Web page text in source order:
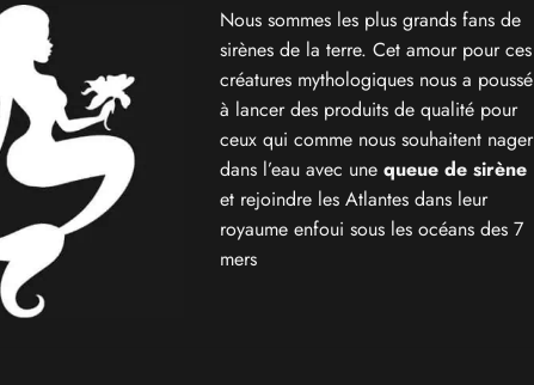
Nous sommes les plus grands fans de
sirènes de la terre. Cet amour pour ces
créatures mythologiques nous a poussé
à lancer des produits de qualité pour
ceux qui comme nous souhaitent nager
dans l’eau avec une queue de sirène
et rejoindre les Atlantes dans leur
royaume enfoui sous les océans des 7
mers